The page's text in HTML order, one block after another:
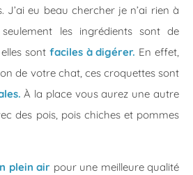
J’ai eu beau chercher je n’ai rien à
les ingrédients sont de
sont faciles à digérer. En effet,
de votre chat, ces croquettes sont
À la place vous aurez une autre
des pois, pois chiches et pommes
plein air pour une meilleure qualité